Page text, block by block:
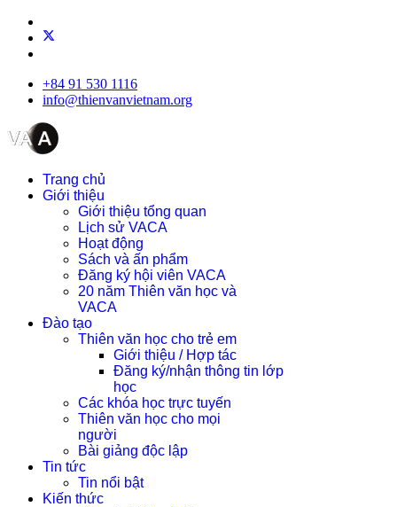
+84 91 530 1116
info@thienvanvietnam.org
Trang chủ
Giới thiệu
Giới thiệu tổng quan
Lịch sử VACA
Hoạt động
Sách và ấn phẩm
Đăng ký hội viên VACA
20 năm Thiên văn học và
VACA
Đào tạo
Thiên văn học cho trẻ em
Giới thiệu / Hợp tác
Đăng ký/nhận thông tin lớp
học
Các khóa học trực tuyến
Thiên văn học cho mọi
người
Bài giảng độc lập
Tin tức
Tin nổi bật
Kiến thức